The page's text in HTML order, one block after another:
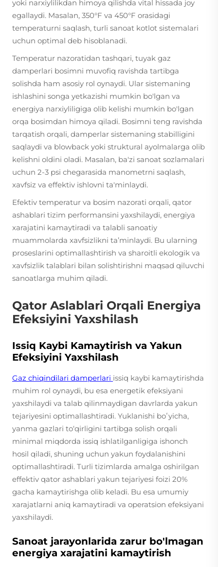
yoki narxiylilikdan himoya qilishda vital hissada joy
egallaydi. Masalan, 350°F va 450°F orasidagi
temperaturni saqlash, turli sanoat kotlot sistemalari
uchun optimal deb hisoblanadi.
Temperatur nazoratidan tashqari, tuyak gaz
damperlari bosimni muvofiq ravishda tartibga
solishda ham asosiy rol oynaydi. Ular sistemaning
ishlashini songa yetkazishi mumkin bo'lgan va
energiya narxiyliligiga olib kelishi mumkin bo'lgan
orqa bosimdan himoya qiladi. Bosimni teng ravishda
tarqatish orqali, damperlar sistemaning stabilligini
saqlaydi va blowback yoki struktural ayolmalarga olib
kelishni oldini oladi. Masalan, ba'zi sanoat sozlamalari
uchun 2-3 psi chegarasida manometrni saqlash,
xavfsiz va effektiv ishlovni ta'minlaydi.
Efektiv temperatur va bosim nazorati orqali, qator
ashablari tizim performansini yaxshilaydi, energiya
xarajatini kamaytiradi va talabli sanoatiy
muammolarda xavfsizlikni ta’minlaydi. Bu ularning
proseslarini optimallashtirish va sharoitli ekologik va
xavfsizlik talablari bilan solishtirishni maqsad qiluvchi
sanoatlarga muhim qiladi.
Qator Aslablari Orqali Energiya
Efeksiyini Yaxshilash
Issiq Kaybi Kamaytirish va Yakun
Efeksiyini Yaxshilash
Gaz chiqindilari damperlari issiq kaybi kamaytirishda
muhim rol oynaydi, bu esa energetik efeksiyani
yaxshilaydi va talab qilinmaydigan davrlarda yakun
tejariyesini optimallashtiradi. Yuklanishi boʻyicha,
yanma gazlari to‘qirligini tartibga solish orqali
minimal miqdorda issiq ishlatilganligiga ishonch
hosil qiladi, shuning uchun yakun foydalanishini
optimallashtiradi. Turli tizimlarda amalga oshirilgan
effektiv qator ashablari yakun tejariyesi foizi 20%
gacha kamaytirishga olib keladi. Bu esa umumiy
xarajatlarni aniq kamaytiradi va operatsion efeksiyani
yaxshilaydi.
Sanoat jarayonlarida zarur bo'lmagan
energiya xarajatini kamaytirish